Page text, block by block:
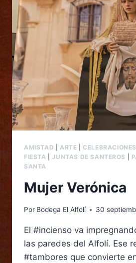
AMISTAD ARTE CELEBRACIONES
FIESTA
|JUNTAS DE SANTEROS
SANTA
Mujer Verónica
Por Bodega El Alfolí 30
El #incienso va
las paredes del Alfolí. Ese
#tambores que convierte